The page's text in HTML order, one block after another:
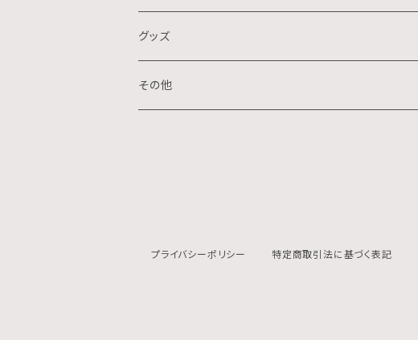
水墨画
スプレー画
デジタル
ステンシル
石
木
グッズ
ポストカード
その他
プライバシーポリシー 特定商取引法に基づく表記